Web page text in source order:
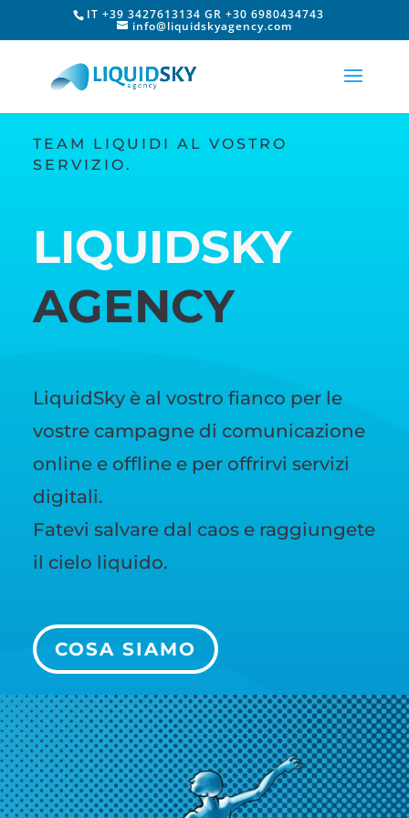
IT +39 3427613134 GR +30 6980434743
info@liquidskyagency.com
TEAM LIQUIDI AL VOSTRO
SERVIZIO.
LIQUIDSKY
AGENCY
LiquidSky è al vostro fianco per le
vostre campagne di comunicazione
online e offline e per offrirvi servizi
digitali.
Fatevi salvare dal caos e raggiungete
il cielo liquido.
COSA SIAMO